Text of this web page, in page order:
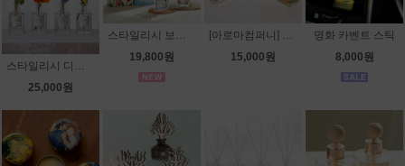
스타일리시 디퓨져
25,000원
스타일리시 보타니 디퓨저
19,800원
[아로마컴퍼니] 스타일리시 카 디퓨저 50ml
15,000원
명화 카벤트 스틱
8,000원